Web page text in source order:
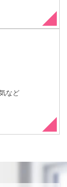
など